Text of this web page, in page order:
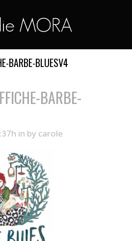
BARBE-BLUESV4
BARBE-
in by carole